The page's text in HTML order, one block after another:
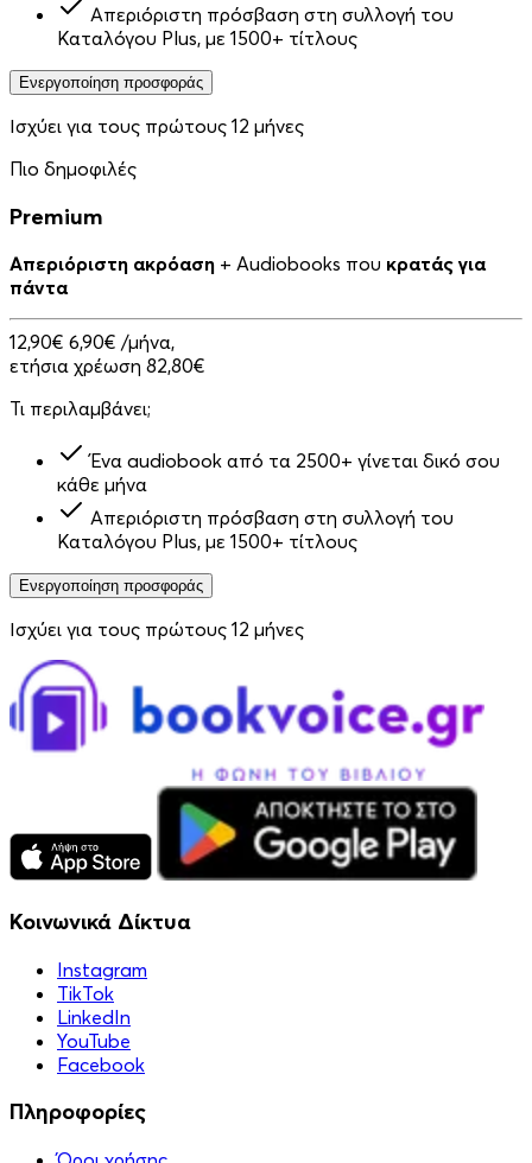
Απεριόριστη πρόσβαση στη συλλογή του
Καταλόγου Plus, με 1500+ τίτλους
Ενεργοποίηση προσφοράς
Ισχύει για τους πρώτους 12 μήνες
Πιο δημοφιλές
Premium
Απεριόριστη ακρόαση + Audiobooks που κρατάς για
πάντα
12,90€ 6,90€ /μήνα,
ετήσια χρέωση 82,80€
Τι περιλαμβάνει;
Ένα audiobook από τα 2500+ γίνεται δικό σου
κάθε μήνα
Απεριόριστη πρόσβαση στη συλλογή του
Καταλόγου Plus, με 1500+ τίτλους
Ενεργοποίηση προσφοράς
Ισχύει για τους πρώτους 12 μήνες
Κοινωνικά Δίκτυα
Instagram
TikTok
LinkedIn
YouTube
Facebook
Πληροφορίες